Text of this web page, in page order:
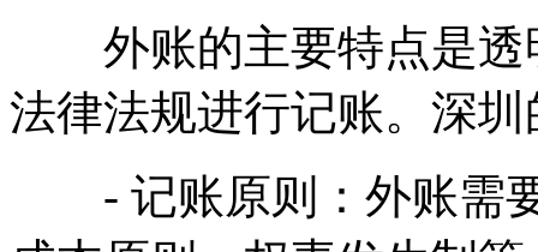
外账的主要特点是透
法律法规进行记账。深
- 记账原则：外账需要